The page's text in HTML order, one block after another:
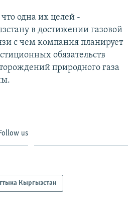
одна их целей -
в достижении газовой
с чем компания планирует
обязательств
природного газа
Follow us
Кыргызстан